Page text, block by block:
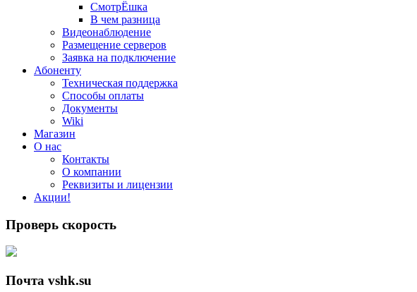
СмотрЁшка
В чем разница
Видеонаблюдение
Размещение серверов
Заявка на подключение
Абоненту
Техническая поддержка
Способы оплаты
Документы
Wiki
Магазин
О нас
Контакты
О компании
Реквизиты и лицензии
Акции!
Проверь скорость
Почта vshk.su